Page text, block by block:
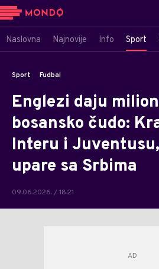
Naslovna Najnovije Info Sport
Sport Fudbal
Englezi daju
bosansko čudo:
Interu i
upare sa Srbima
09.06.2026. / 18:21